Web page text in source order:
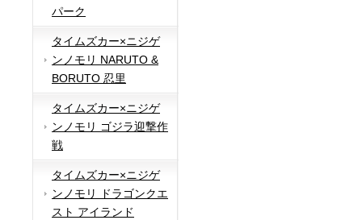
パーク
タイムズカー×ニジゲ
ンノモリ NARUTO &
BORUTO 忍里
タイムズカー×ニジゲ
ンノモリ ゴジラ迎撃作
戦
タイムズカー×ニジゲ
ンノモリ ドラゴンクエ
スト アイランド